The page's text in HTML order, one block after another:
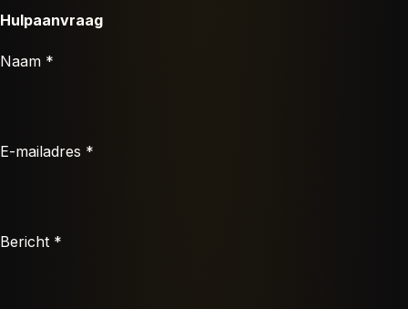
Hulpaanvraag
Naam *
E-mailadres *
Bericht *